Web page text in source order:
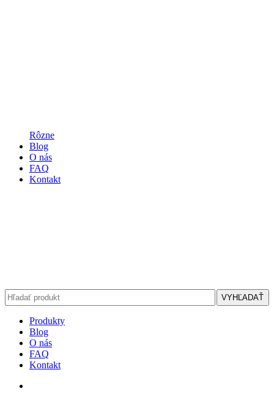
Rôzne
Blog
O nás
FAQ
Kontakt
VYHĽADAŤ
Produkty
Blog
O nás
FAQ
Kontakt